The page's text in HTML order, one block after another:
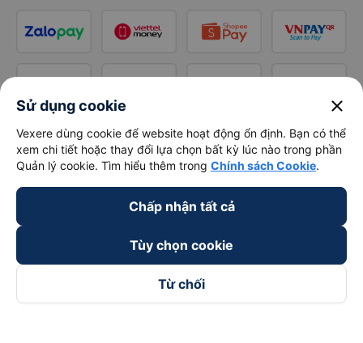
Sử dụng cookie close
Vexere dùng cookie để website hoạt động ổn định. Bạn có thể
xem chi tiết hoặc thay đổi lựa chọn bất kỳ lúc nào trong phần
Quản lý cookie. Tìm hiểu thêm trong Chính sách Cookie.
Chấp nhận tất cả
Tùy chọn cookie
Từ chối